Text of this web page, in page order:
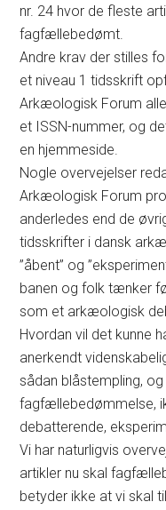
nr. 24 hvor de fleste
fagfællebedømt.
Andre krav der stilles
et niveau 1 tidsskrift
Arkæologisk Forum
et ISSN-nummer, og
en hjemmeside.
Nogle overvejelser
Arkæologisk Forum
anderledes end de
tidsskrifter i dansk
”åbent” og
banen og folk tænker
som et arkæologisk
Hvordan vil det kunne
anerkendt
sådan blåstempling,
fagfællebedømmelse,
debatterende,
Vi har naturligvis
artikler nu skal
betyder ikke at vi skal